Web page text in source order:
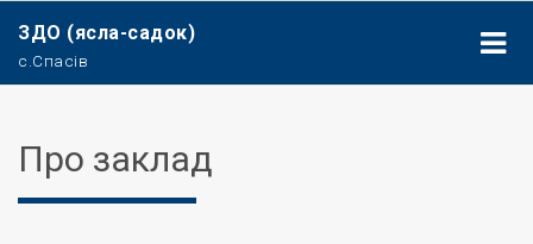
ЗДО (ясла-садок)
с.Спасів
Про заклад